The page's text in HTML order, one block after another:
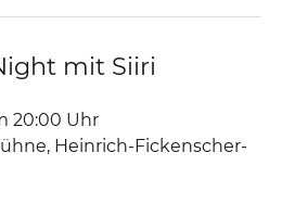
mit Siiri
20:00 Uhr
, Heinrich-Fickenscher-